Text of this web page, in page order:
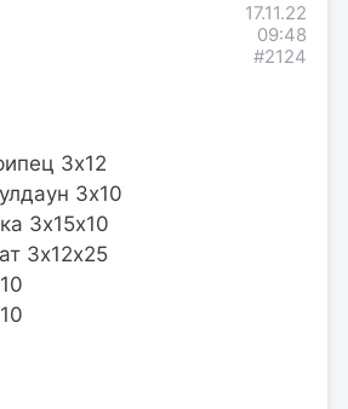
17.11.22
09:48
#2124
3х12
3х10
3х15х10
3х12х25